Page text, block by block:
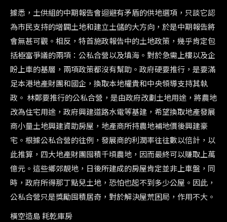
據悉，土供組的中期報告會迴避有矛盾的供地選項，只談它認
為市民支持的增闢土地和建立土儲的大方向，於是中期報告將
會無甚可觀。相反，特首施政報告中的土地政策，幾乎肯定包
括極富爭議的兩項：公私合營以及填海。對於急需上樓以及企
盼上車的基層，兩項政策都沒有幫助。政府硬要推行，是要滿
足本港地產財團和國企，換取本地權貴和中央領導支持其執
政。 林鄭要推行的公私合營，是由政府改劃土地用途，將農地
改為住宅用途，政府興建道路水電等基建，希望換取地產發展
商小量土地興建資助房屋，地產商所持農地補地價後興建豪
宅。根據公私合營的往例，發展商的利潤率往往數以倍計，以
此推算，四大地產財團囤積千頃農地，因而最終可以賺取上萬
億元。這些鄉郊靚地，日後所建成的房屋肯定並非上車盤，同
時，政府所得那丁點兒土地，恐怕也起不到多少公屋。因此，
公私合營只是獎勵囤積居奇，對於解決屋荒困局，作用不大。
橫空造島 耗乾庫房